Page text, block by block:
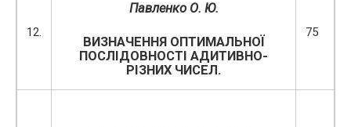
12.
ПавленкоО. Ю.
ВИЗНАЧЕННЯ ОПТИМАЛЬНОЇ
ПОСЛІДОВНОСТІ АДИТИВНО-
РІЗНИХ ЧИСЕЛ.
75